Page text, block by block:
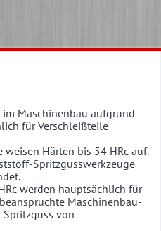
Maschinenbau aufgrund
für Verschleißteile
Härten bis 54 HRc auf.
Spritzgusswerkzeuge
werden hauptsächlich für
Maschinenbau-
von